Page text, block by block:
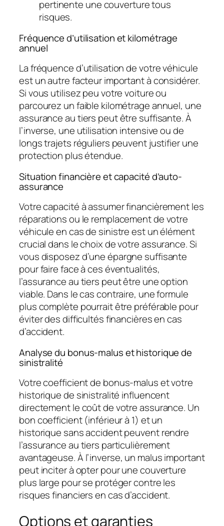
pertinente une couverture tous
risques.
Fréquence d’utilisation et kilométrage
annuel
La fréquence d’utilisation de votre véhicule
est un autre facteur important à considérer.
Si vous utilisez peu votre voiture ou
parcourez un faible kilométrage annuel, une
assurance au tiers peut être suffisante. À
l’inverse, une utilisation intensive ou de
longs trajets réguliers peuvent justifier une
protection plus étendue.
Situation financière et capacité d’auto-
assurance
Votre capacité à assumer financièrement les
réparations ou le remplacement de votre
véhicule en cas de sinistre est un élément
crucial dans le choix de votre assurance. Si
vous disposez d’une épargne suffisante
pour faire face à ces éventualités,
l’assurance au tiers peut être une option
viable. Dans le cas contraire, une formule
plus complète pourrait être préférable pour
éviter des difficultés financières en cas
d’accident.
Analyse du bonus-malus et historique de
sinistralité
Votrecoefficient de bonus-maluset votre
historique de sinistralité influencent
directement le coût de votre assurance. Un
bon coefficient (inférieur à 1) et un
historique sans accident peuvent rendre
l’assurance au tiers particulièrement
avantageuse. À l’inverse, un malus important
peut inciter à opter pour une couverture
plus large pour se protéger contre les
risques financiers en cas d’accident.
Options et garanties